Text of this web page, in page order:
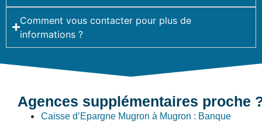
Comment vous contacter pour plus de
informations ?
Agences supplémentaires proche
Caisse d’Epargne Mugron à Mugron : Banque